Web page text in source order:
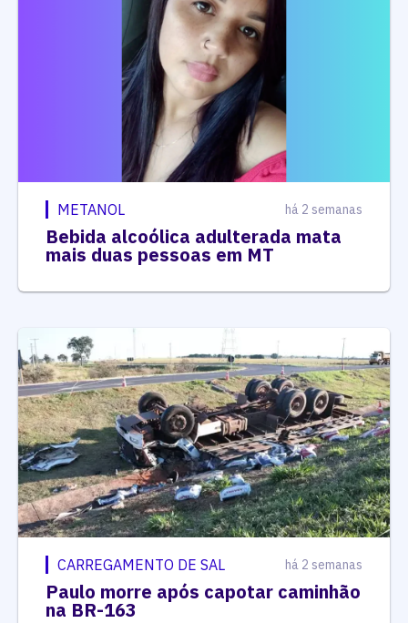
METANOL há 2 semanas
Bebida alcoólica adulterada mata
mais duas pessoas em MT
CARREGAMENTO DE SAL há 2 semanas
Paulo morre após capotar caminhão
na BR-163